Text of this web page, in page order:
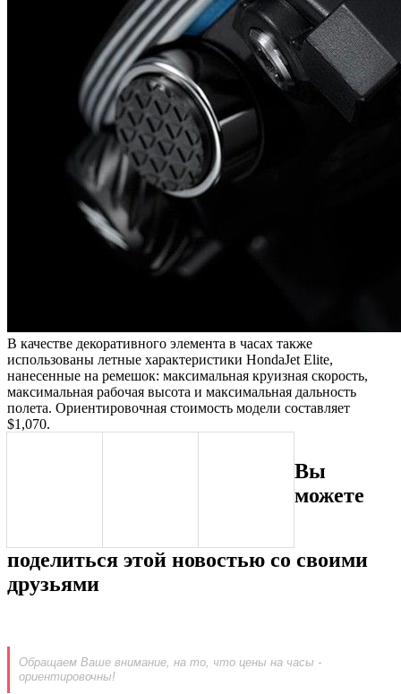
В качестве декоративного элемента в часах также
использованы летные характеристики HondaJet Elite,
нанесенные на ремешок: максимальная круизная скорость,
максимальная рабочая высота и максимальная дальность
полета. Ориентировочная стоимость модели составляет
$1,070.
Вы
можете
поделиться этой новостью со своими
друзьями
Обращаем Ваше внимание, на то, что цены на часы -
ориентировочны!